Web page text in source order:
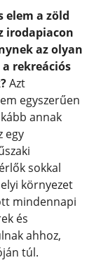
elem a zöld
irodapiacon
az olyan
rekreációs
Azt
egyszerűen
annak
egy
sokkal
környezet
mindennapi
és
ahhoz,
túl.